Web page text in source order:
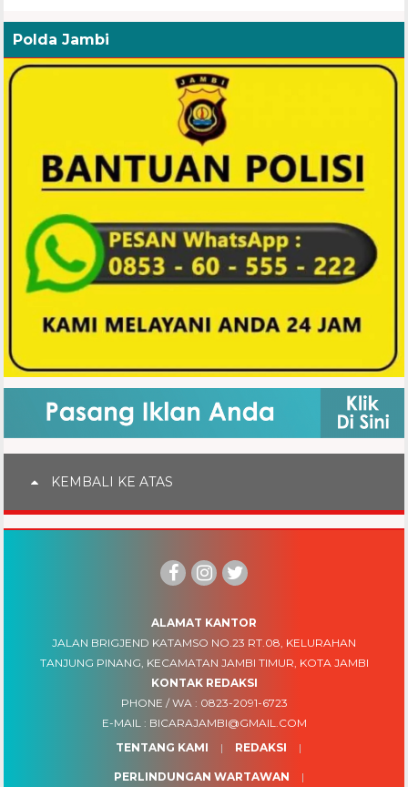
Polda Jambi
KEMBALI KE ATAS
ALAMAT KANTOR
JALAN BRIGJEND KATAMSO NO.23 RT.08, KELURAHAN
TANJUNG PINANG, KECAMATAN JAMBI TIMUR, KOTA JAMBI
KONTAK REDAKSI
PHONE / WA : 0823-2091-6723
E-MAIL : BICARAJAMBI@GMAIL.COM
TENTANG KAMI
REDAKSI
PERLINDUNGAN WARTAWAN